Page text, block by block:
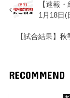
【速報
1月18日(
【試合結果】
RECOMMEND